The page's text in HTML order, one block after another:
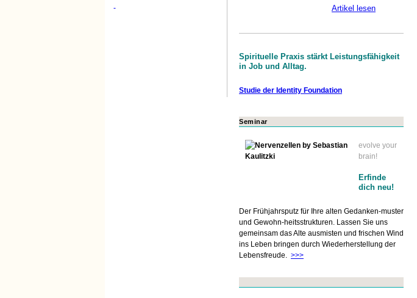
Artikel lesen
Spirituelle Praxis stärkt Leistungsfähigkeit
in Job und Alltag.
Studie der Identity Foundation
Seminar
evolve your
brain!
Erfinde
dich neu!
Der Frühjahrsputz für Ihre alten Gedanken-muster
und Gewohn-heitsstrukturen. Lassen Sie uns
gemeinsam das Alte ausmisten und frischen Wind
ins Leben bringen durch Wiederherstellung der
Lebensfreude. >>>